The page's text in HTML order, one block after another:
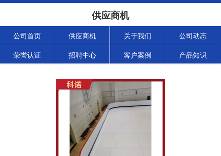
供应商机
公司首页 供应商机 关于我们 公司动态
荣誉认证 招聘中心 客户案例 产品知识